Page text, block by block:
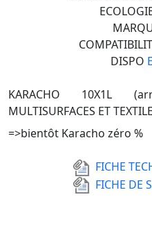
DISPO
KARACHO 10X1L
MULTISURFACES ET
=>bientôt Karacho zéro %
FICHE
FICHE DE